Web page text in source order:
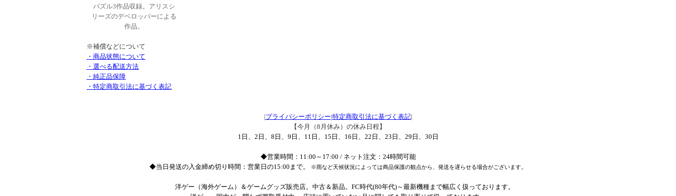
パズル3作品収録。アリスシ
リーズのデベロッパーによる
作品。
※補償などについて
・商品状態について
・選べる配送方法
・純正品保障
・特定商取引法に基づく表記
|プライバシーポリシー|特定商取引法に基づく表記|
【今月（8月休み）の休み日程】
1日、2日、8日、9日、11日、15日、16日、22日、23日、29日、30日
◆営業時間：11:00～17:00 / ネット注文：24時間可能
◆当日発送の入金締め切り時間：営業日の15:00まで。
※雨など天候状況によっては商品保護の観点から、発送を遅らせる場合がございます。
洋ゲー（海外ゲーム）＆ゲームグッズ販売店。中古＆新品。FC時代(80年代)～最新機種まで幅広く扱っております。